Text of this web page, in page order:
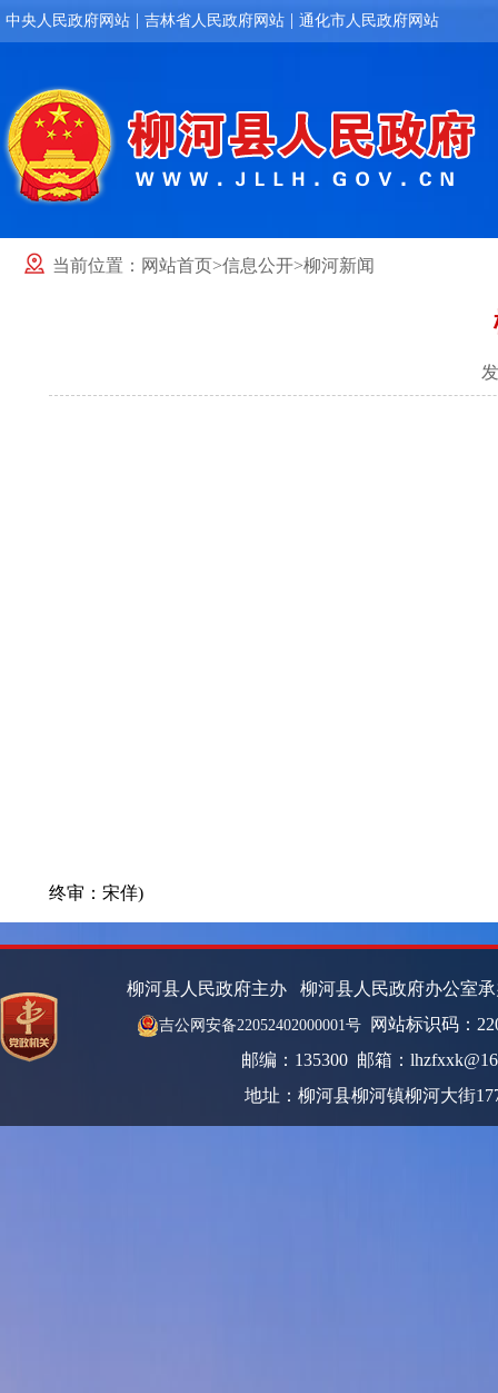
中央人民政府网站 | 吉林省人民政府网站 | 通化市人民政府网站
当前位置： 网站首页>信息公开>柳河新闻
终审：宋佯)
柳河县人民政府主办 柳河县人民政府办公室
吉公网安备22052402000001号 网站标识码：
邮编：135300 邮箱：
地址：柳河县柳河镇柳河大街